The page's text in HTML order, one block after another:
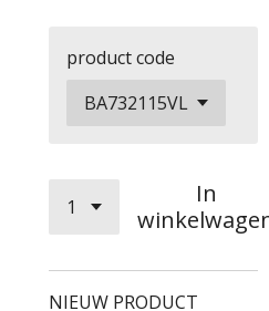
product code
In
NIEUW PRODUCT